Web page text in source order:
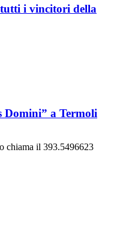
i vincitori della
Domini” a Termoli
chiama il 393.5496623